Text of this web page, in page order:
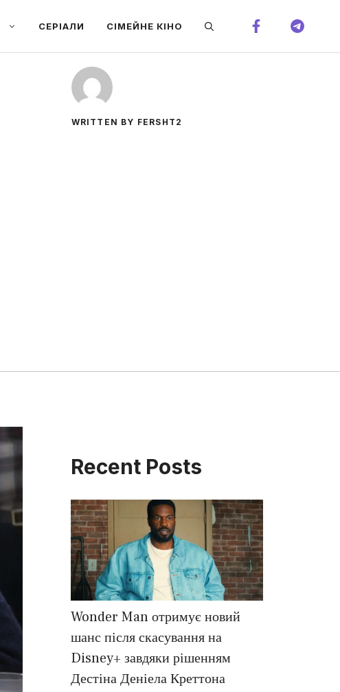
СЕРІАЛИ СІМЕЙНЕ КІНО
WRITTEN BY FERSHT2
Recent Posts
Wonder Man отримує новий
шанс після скасування на
Disney+ завдяки рішенням
Дестіна Деніела Креттона